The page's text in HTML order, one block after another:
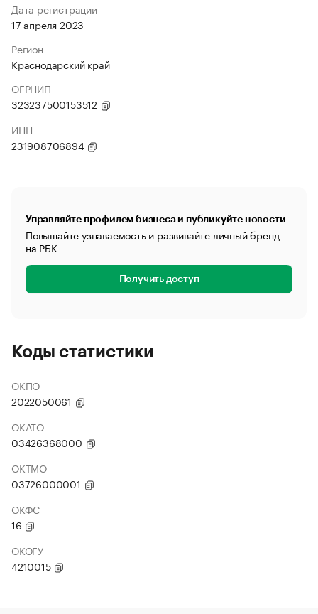
Дата регистрации
17 апреля 2023
Регион
Краснодарский край
ОГРНИП
323237500153512
ИНН
231908706894
Управляйте профилем бизнеса и публикуйте новости
Повышайте узнаваемость и развивайте личный бренд
на РБК
Получить доступ
Коды статистики
ОКПО
2022050061
ОКАТО
03426368000
ОКТМО
03726000001
ОКФС
16
ОКОГУ
4210015